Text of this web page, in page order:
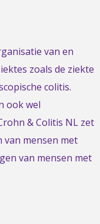
van en
zoals de ziekte
colitis.
ook wel
& Colitis NL zet
van mensen met
van mensen met